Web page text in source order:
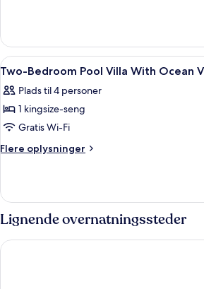
With
Ocean
View
Bedroom
Pool
Villa
Ocean
View
Indlæs
alle
billeder
af
Two-
Bedroom
With
View
1
7
Two-Bedroom Pool Villa With Ocean
Plads til 4 personer
1 kingsize-seng
Gratis Wi-Fi
Flere oplysninger
Flere
Bedroom
Villa
Ocean
Lignende overnatningssteder
Le Cliff Bali